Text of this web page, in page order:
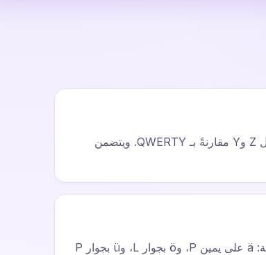
QWERTZ هو تخطيط لوحة المفاتيح الألمانية القياسي حيث يتم تبديل Z وY مقارنةً بـ QWERTY. ويتضمن
تتوفر حروف العلة ذات العلامتين مباشرةً على لوحة المفاتيح الألمانية: ä على يمين P، وö بجوار L، وü بجوار P